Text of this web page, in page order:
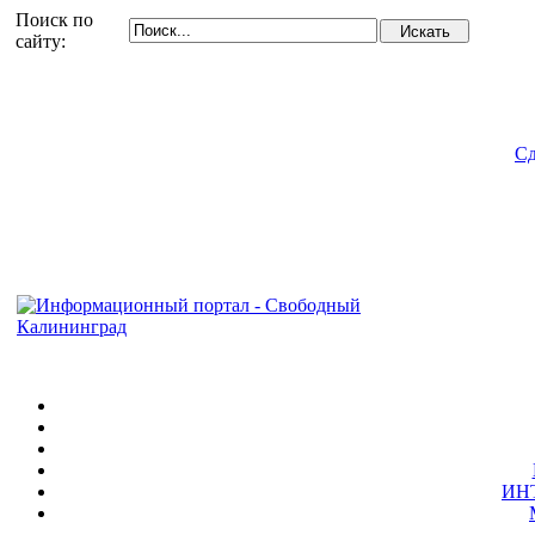
Поиск по
сайту: